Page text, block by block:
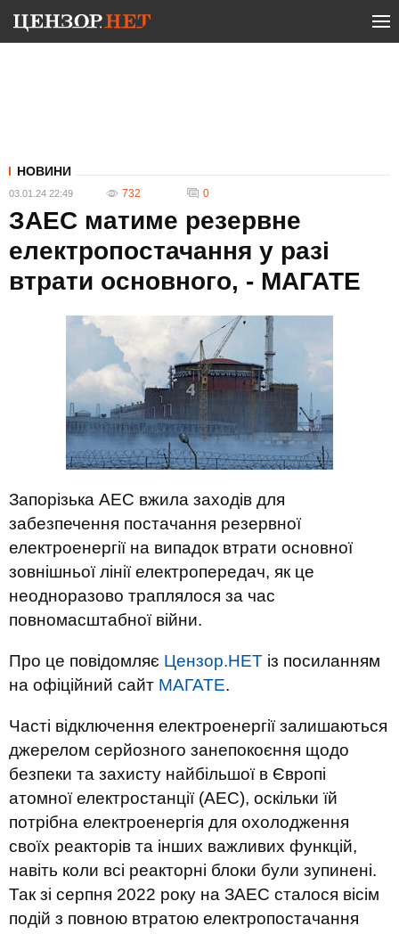
НОВИНИ
03.01.24 22:49 732 0
ЗАЕС матиме резервне
електропостачання у разі
втрати основного, - МАГАТЕ
Запорізька АЕС вжила заходів для
забезпечення постачання резервної
електроенергії на випадок втрати основної
зовнішньої лінії електропередач, як це
неодноразово траплялося за час
повномасштабної війни.
Про це повідомляє Цензор.НЕТ із посиланням
на офіційний сайт МАГАТЕ.
Часті відключення електроенергії залишаються
джерелом серйозного занепокоєння щодо
безпеки та захисту найбільшої в Європі
атомної електростанції (АЕС), оскільки їй
потрібна електроенергія для охолодження
своїх реакторів та інших важливих функцій,
навіть коли всі реакторні блоки були зупинені.
Так зі серпня 2022 року на ЗАЕС сталося вісім
подій з повною втратою електропостачання